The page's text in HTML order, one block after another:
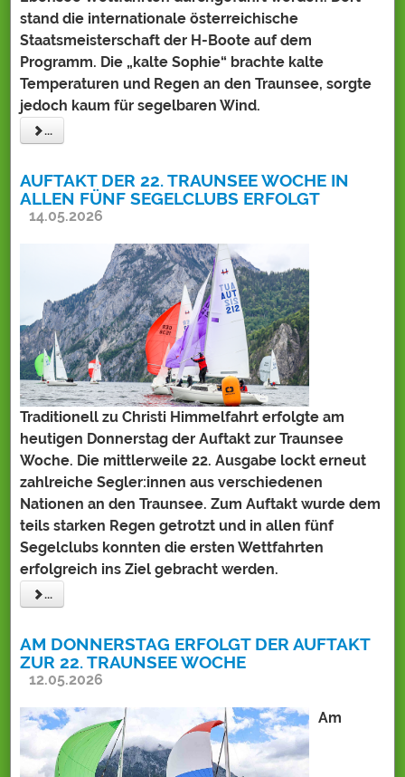
stand die internationale österreichische
Staatsmeisterschaft der H-Boote auf dem
Programm. Die „kalte Sophie“ brachte kalte
Temperaturen und Regen an den Traunsee, sorgte
jedoch kaum für segelbaren Wind.
...
AUFTAKT DER 22. TRAUNSEE WOCHE IN
ALLEN FÜNF SEGELCLUBS ERFOLGT
14.05.2026
Traditionell zu Christi Himmelfahrt erfolgte am
heutigen Donnerstag der Auftakt zur Traunsee
Woche. Die mittlerweile 22. Ausgabe lockt erneut
zahlreiche Segler:innen aus verschiedenen
Nationen an den Traunsee. Zum Auftakt wurde dem
teils starken Regen getrotzt und in allen fünf
Segelclubs konnten die ersten Wettfahrten
erfolgreich ins Ziel gebracht werden.
...
AM DONNERSTAG ERFOLGT DER AUFTAKT
ZUR 22. TRAUNSEE WOCHE
12.05.2026
Am